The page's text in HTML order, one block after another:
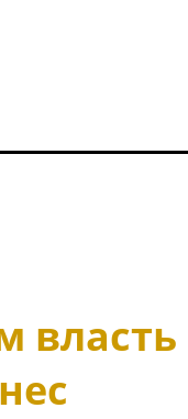
власть